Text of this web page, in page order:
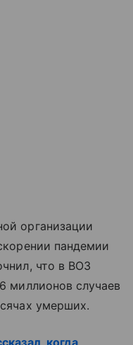
организации
пандемии
что в ВОЗ
миллионов случаев
умерших.
когда